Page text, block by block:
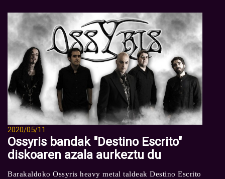
2020/05/11
Ossyris bandak "Destino Escrito"
diskoaren azala aurkeztu du
Barakaldoko Ossyris heavy metal taldeak Destino Escrito